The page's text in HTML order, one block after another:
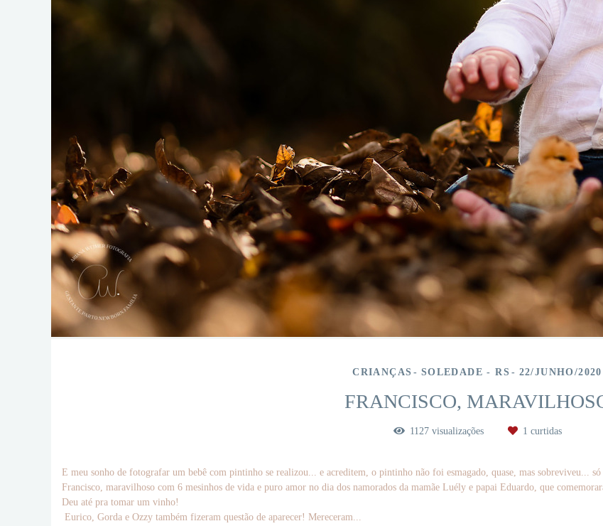
CRIANÇAS SOLEDADE - RS 22/JUNHO/2020
FRANCISCO,
1127visualizações 1 curtidas
E meu sonho de fotografar um bebê com pintinho se realizou... e acreditem, o pintinho não foi esmagado, quase, mas sobreviveu...
Francisco, maravilhoso com 6 mesinhos de vida e puro amor no dia dos namorados da mamãe Luély e papai Eduardo, que
Deu até pra tomar um vinho!
Eurico, Gorda e Ozzy também fizeram questão de aparecer! Mereceram...